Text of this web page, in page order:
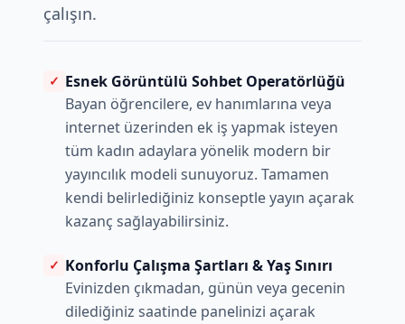
çalışın.
✓ Esnek Görüntülü Sohbet Operatörlüğü
Bayan öğrencilere, ev hanımlarına veya
internet üzerinden ek iş yapmak isteyen
tüm kadın adaylara yönelik modern bir
yayıncılık modeli sunuyoruz. Tamamen
kendi belirlediğiniz konseptle yayın açarak
kazanç sağlayabilirsiniz.
✓ Konforlu Çalışma Şartları & Yaş Sınırı
Evinizden çıkmadan, günün veya gecenin
dilediğiniz saatinde panelinizi açarak